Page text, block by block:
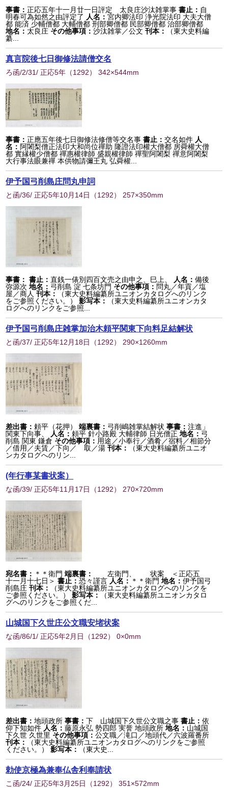
事書：正応五年十一月廿一日評定 太良庄沙汰雑掌事書止： 自
明春可為如然之由評定了 人名：宮内卿法印 浄光院法印 大夫大僧
都 能済 少輔僧都 大輔僧都 刑部卿僧都 民部卿僧都 治部卿僧都
地名： 太良庄 その他事項：沙汰雑掌／公文刊本：
（東大史料編
纂...
真言院後七日御修法請僧交名
ろ函/2/31/ 正応5年 （1292） 342×544mm
事書：正應五年後七日御修法修僧等交名事 書止：交名如件 人
名： 阿闍梨僧正法印大和尚位禪助 隆證法印權大僧都 房舜權大僧
都 實縁權少僧都 禪惠權律師 盛親權律師 禪聖阿闍梨 禪意阿闍梨
大行事法眼兼禪 本供物請彌王丸 弘舜權...
伊予国弓削島庄問丸申詞
と函/36/ 正応5年10月14日 （1292） 257×350mm
事書： 書止：直銭一俵別四百文売之由申之、巳上、 人名：備後
弥源次 地名： 弓削島 淀 七条坊門 その他事項： 問丸／年貢／塩
屋／商人 刊本：
（東大史料編纂所ユニオンカタログへのリンク
をご参照ください。）
影写本：
（東大史料編纂所ユニオンカタ
ログへのリンクをご参照...
伊予国弓削島庄雑掌加治木頼平関東下向料足結解状
と函/37/ 正応5年12月18日 （1292） 290×1260mm
差出書： 頼平（花押） 端裏書： 弓削嶋雑掌結解状 事書：注進」
関東下向事、
人名： 頼平 針小路殿 大輔律師 日光僧正 地名： 弓
削島 関東 鎌倉 その他事項： 用途／小奉行／酒肴／宿料／相節分
／借用／夫賃／下向／ 取／湯 刊本：
（東大史料編纂所ユニオ
ンカタログへのリン...
(年行事某書状案）
な函/39/ 正応5年11月17日 （1292） 270×720mm
宛名書： ＊＊衛門 端裏書：
左衛門、 状案 ＜正応五
十一月十七日＞ 書止：恐々謹言 人名： ＊＊衛門 地名：伊予国弓
削島庄 刊本：
（東大史料編纂所ユニオンカタログへのリンクを
ご参照ください。）
影写本：
（東大史料編纂所ユニオンカタロ
グへのリンクをご参照くだ...
山城国下久世庄公文職安堵状案
な函/86/1/ 正応5年2月日 （1292） 0×0mm
差出書：地頭政所 事書：下 山城国下久世公文職之事 書止：依
仰下知如件 人名：藤原永弘 勢四郎 実誉 地頭政所 地名： 山城国
下久世 久世里 その他事項：公文職／滝口／地頭代／六波羅番所
刊本：
（東大史料編纂所ユニオンカタログへのリンクをご参照
ください。）
影写本： （東大史...
勅使京極為兼奉仏舎利奉請状
こ函/24/ 正応5年3月25日 （1292） 351×572mm